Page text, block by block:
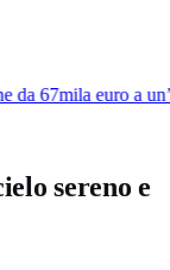
67mila euro a
sereno e